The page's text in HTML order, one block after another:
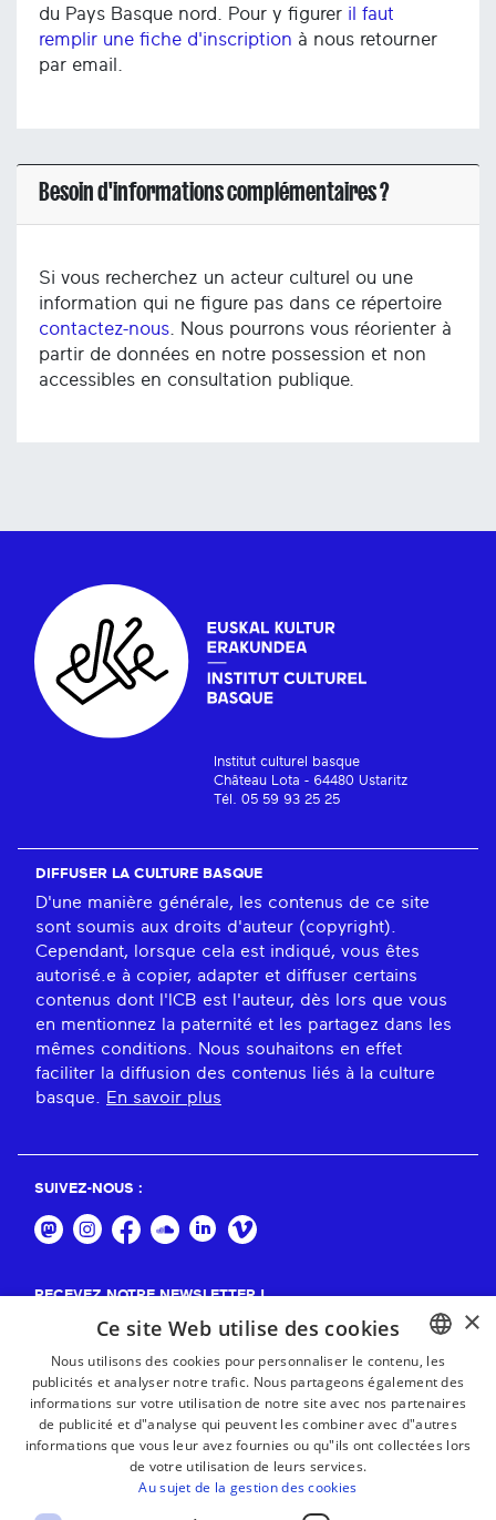
du Pays Basque nord. Pour y figurer il faut
remplir une fiche d'inscription à nous retourner
par email.
Besoin d'informations complémentaires ?
Si vous recherchez un acteur culturel ou une
information qui ne figure pas dans ce répertoire
contactez-nous . Nous pourrons vous réorienter à
partir de données en notre possession et non
accessibles en consultation publique.
Institut culturel basque
Château Lota - 64480 Ustaritz
Tél. 05 59 93 25 25
DIFFUSER LA CULTURE BASQUE
D'une manière générale, les contenus de ce site
sont soumis aux droits d'auteur (copyright).
Cependant, lorsque cela est indiqué, vous êtes
autorisé.e à copier, adapter et diffuser certains
contenus dont l'ICB est l'auteur, dès lors que vous
en mentionnez la paternité et les partagez dans les
mêmes conditions. Nous souhaitons en effet
faciliter la diffusion des contenus liés à la culture
basque. En savoir plus
SUIVEZ-NOUS :
RECEVEZ NOTRE NEWSLETTER !
BASQUE
FRENCH
×
Ce site Web utilise des cookies
Nous utilisons des cookies pour personnaliser le contenu, les
publicités et analyser notre trafic. Nous partageons également des
informations sur votre utilisation de notre site avec nos partenaires
de publicité et d"analyse qui peuvent les combiner avec d"autres
informations que vous leur avez fournies ou qu"ils ont collectées lors
de votre utilisation de leurs services.
Au sujet de la gestion des cookies